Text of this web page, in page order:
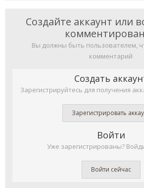
Создайте аккаунт или
Вы должны быть пользователем,
комментарий
Создать
Зарегистрируйтесь для получения
Зарегистрировать
Войти
Уже зарегистрированы?
Войти сейчас